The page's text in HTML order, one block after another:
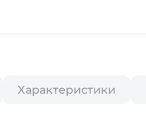
Характеристики